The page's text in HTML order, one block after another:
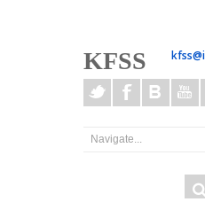
KFSS
ОК